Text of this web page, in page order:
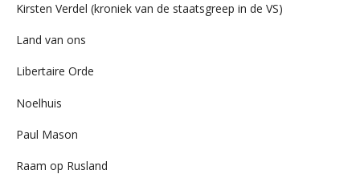
Kirsten Verdel (kroniek van de staatsgreep in de VS)
Land van ons
Libertaire Orde
Noelhuis
Paul Mason
Raam op Rusland